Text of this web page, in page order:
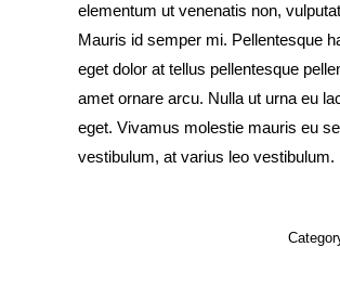
elementum ut venenatis non,
Mauris id semper mi. Pellentesque
eget dolor at tellus pellentesque
amet ornare arcu. Nulla ut urna eu
eget. Vivamus molestie mauris eu
vestibulum, at varius leo vestibulum.